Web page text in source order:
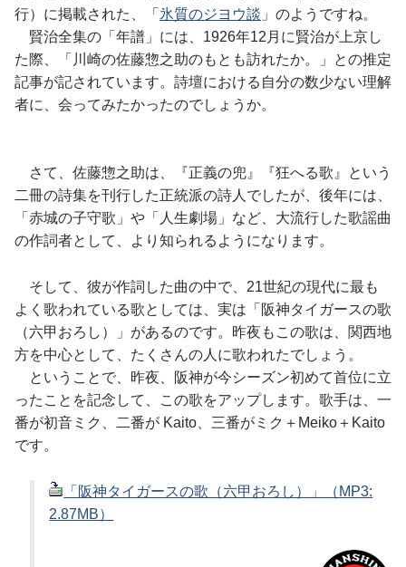
行）に掲載された、「 氷質のジヨウ談 」のようですね。
賢治全集の「年譜」には、1926年12月に賢治が上京し
た際、「川崎の佐藤惣之助のもとも訪れたか。」との推定
記事が記されています。詩壇における自分の数少ない理解
者に、会ってみたかったのでしょうか。
さて、佐藤惣之助は、『正義の兜』『狂へる歌』という
二冊の詩集を刊行した正統派の詩人でしたが、後年には、
「赤城の子守歌」や「人生劇場」など、大流行した歌謡曲
の作詞者として、より知られるようになります。
そして、彼が作詞した曲の中で、21世紀の現代に最も
よく歌われている歌としては、実は「阪神タイガースの歌
（六甲おろし）」があるのです。昨夜もこの歌は、関西地
方を中心として、たくさんの人に歌われたでしょう。
ということで、昨夜、阪神が今シーズン初めて首位に立
ったことを記念して、この歌をアップします。歌手は、一
番が初音ミク、二番が Kaito、三番がミク＋Meiko＋Kaito
です。
「阪神タイガースの歌（六甲おろし）」（MP3:
2.87MB）